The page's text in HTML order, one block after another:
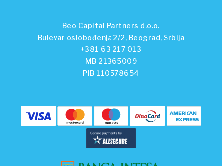
Beo Capital Partners d.o.o.
Bulevar oslobođenja 2/2, Beograd, Srbija
+381 63 217 013
MB 21365009
PIB 110578654